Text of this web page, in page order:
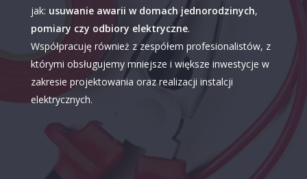
jak: usuwanie awarii w domach jednorodzinych,
pomiary czy odbiory elektryczne.
Współpracuję również z zespółem profesionalistów, z
którymi obsługujemy mniejsze i większe inwestycje w
zakresie projektowania oraz realizacji instalcji
elektrycznych.